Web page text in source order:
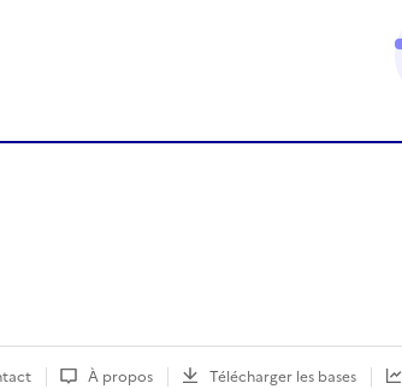
À propos Télécharger les bases